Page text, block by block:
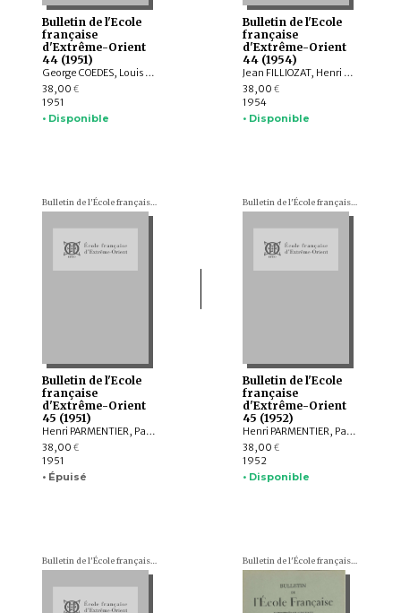
Bulletin de l'Ecole
française
d'Extrême-Orient
44 (1951)
George COEDES, Louis RENOU, Louis MALLERET, Louis-Charles DAMAIS, Rolf Alfred STEIN, Pierre DUPONT, Jean BOISSELIER, Robert LINGAT, André BAREAU, Louis BEZACIER, Étienne LAMOTTE, François MARTINI, Henri DEYDIER, Eugénie BAZIN-FOUCHER, Jules BLOCH, Jean-Yves CLAEYS
38,00 €
1951
• Disponible
Bulletin de l'Ecole
française
d'Extrême-Orient
44 (1954)
Jean FILLIOZAT, Henri MARCHAL, Maurice DURAND, Jacques GERNET, Pierre GOUROU, Paul MUS, Paul DEMIÉVILLE, Louis HAMBIS, Eveline PORÉE-MASPERO, André.-G. HAUDRICOURT, Jacques BACOT, Charles HAGUENAUER, Marcelle LALOU, Erik SEIDENFADEN, Philippe STERN
38,00 €
1954
• Disponible
Bulletin de l'École française d'Extrême-Orient (BEFEO)
Bulletin de l'Ecole
française
d'Extrême-Orient
45 (1951)
Henri PARMENTIER, Paul GUILLEMINET, Louis MALLERET, Jacques GERNET, Louis-Charles DAMAIS, Edmond SAURIN, Eveline PORÉE-MASPERO, TRẦN HÀM TẤN, NGUYỄN Thiêu Lâu, Albert MAURICE, Théophile GERBER
38,00 €
1951
• Épuisé
Bulletin de l'École française d'Extrême-Orient (BEFEO)
Bulletin de l'Ecole
française
d'Extrême-Orient
45 (1952)
Henri PARMENTIER, Paul GUILLEMINET, Louis MALLERET, George CONDOMINAS, Pierre PARIS, René MERCIER, Sri Krishna SAXENA
38,00 €
1952
• Disponible
Bulletin de l'École française d'Extrême-Orient (BEFEO) Bulletin de l'École française d'Extrême-Orient (BEFEO)